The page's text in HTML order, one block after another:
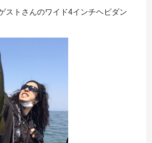
ストさんのワイド4インチヘビダン